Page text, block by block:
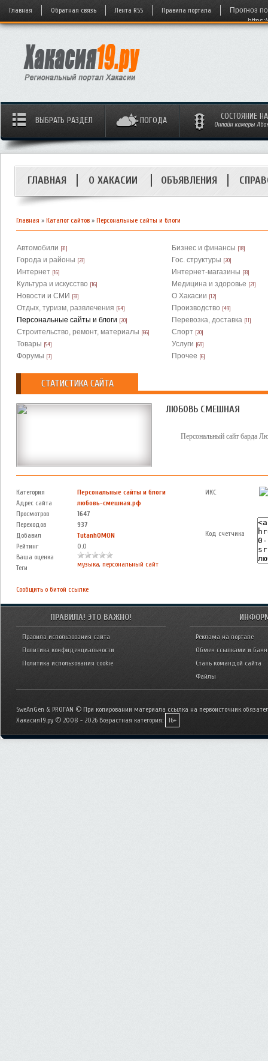
Главная Обратная связь Лента RSS Правила портала
Прогноз
ВЫБРАТЬ РАЗДЕЛ ПОГОДА СОСТОЯНИЕ
Онлайн камеры
ГЛАВНАЯ О ХАКАСИИ ОБЪЯВЛЕНИЯ
Главная » Каталог сайтов » Персональные сайты и блоги
Автомобили [31] Бизнес и финансы [18]
Города и районы [23] Гос. структуры [20]
Интернет [16] Интернет-магазины [33]
Культура и искусство [16] Медицина и здоровье [21]
Новости и СМИ [33] О Хакасии [12]
Отдых, туризм, развлечения [64] Производство [49]
Персональные сайты и блоги [20] Перевозка, доставка [11]
Строительство, ремонт, материалы [66] Спорт [20]
Товары [54] Услуги [69]
Форумы [7] Прочее [6]
СТАТИСТИКА САЙТА
ЛЮБОВЬ СМЕШНАЯ
Персональный сайт барда
Категория
Адрес сайта
Просмотров
Переходов
Добавил
Рейтинг
Ваша оценка
Теги
Персональные сайты и блоги
любовь-смешная.рф
1647
937
TutanhOMON
0.0
музыка, персональный сайт
ИКС
Код счетчика
Сообщить о битой ссылке
ПРАВИЛА! ЭТО ВАЖНО!
Правила использования сайта
Политика конфиденциальности
Политика использования cookie
Реклама на портале
Обмен ссылками и
Стань командой сайта
Файлы
SweAnGen & PROFAN © При копировании материала ссылка на первоисточник
Хакасия19.ру © 2008 - 2026 Возрастная категория: 16+